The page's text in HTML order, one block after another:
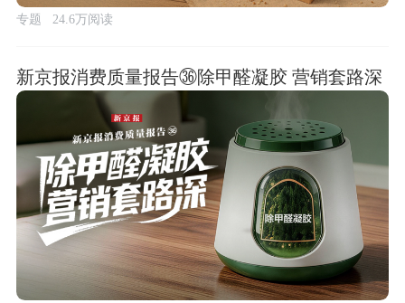
专题 24.6万阅读
新京报消费质量报告㊱除甲醛凝胶 营销套路深